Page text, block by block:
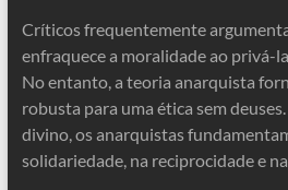
Críticos frequentemente
enfraquece a moralidade ao privá-
No entanto, a teoria anarquista
robusta para uma ética sem
divino, os anarquistas
solidariedade, na reciprocidade e